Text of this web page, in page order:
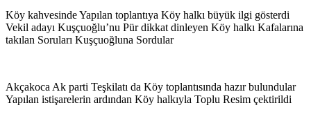
Köy kahvesinde Yapılan toplantıya Köy halkı büyük ilgi gösterdi
Vekil adayı Kuşçuoğlu’nu Pür dikkat dinleyen Köy halkı Kafalarına
takılan Soruları Kuşçuoğluna Sordular
Akçakoca Ak parti Teşkilatı da Köy toplantısında hazır bulundular
Yapılan istişarelerin ardından Köy halkıyla Toplu Resim çektirildi